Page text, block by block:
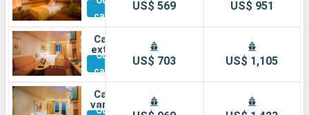
cabines
Cabine
externa
Outras
cabines
Cabine
varanda
Outras
US$ 569
US$ 703
US$ 951
US$ 1,105